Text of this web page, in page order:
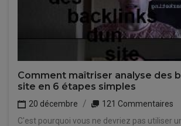
Comment maîtriser analyse des
site en 6 étapes simples
20 décembre
121 Commentaires
C'est pourquoi vous ne devriez pas utiliser